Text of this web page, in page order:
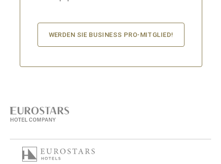
WERDEN SIE BUSINESS PRO-MITGLIED!